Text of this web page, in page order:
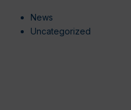
News
Uncategorized